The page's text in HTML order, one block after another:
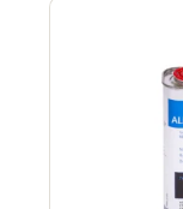
Geschikt
Koudlassen